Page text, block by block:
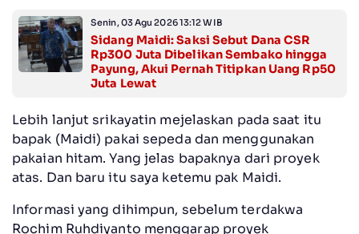
Senin, 03 Agu 2026 13:12 WIB
Sidang Maidi: Saksi Sebut Dana CSR
Rp300 Juta Dibelikan Sembako hingga
Payung, Akui Pernah Titipkan Uang Rp50
Juta Lewat
‎Lebih lanjut srikayatin mejelaskan pada saat itu
bapak (Maidi) pakai sepeda dan menggunakan
pakaian hitam. Yang jelas bapaknya dari proyek
atas. Dan baru itu saya ketemu pak Maidi.
‎Informasi yang dihimpun, sebelum terdakwa
Rochim Ruhdiyanto menggarap proyek